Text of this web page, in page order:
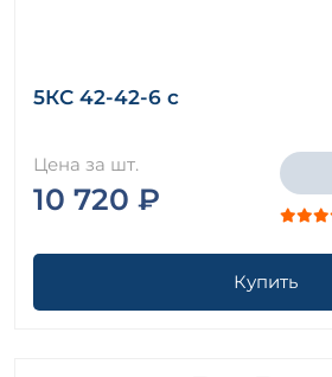
5КС 42-42-6 с
Цена за шт.
10 720 ₽
Купить